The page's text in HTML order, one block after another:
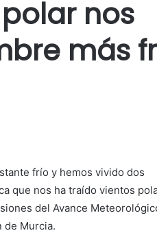
polar nos
más
frío y hemos vivido dos
que nos ha traído vientos
del Avance
de Murcia.